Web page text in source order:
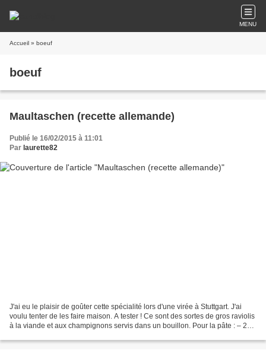
MENU
Accueil » boeuf
boeuf
Maultaschen (recette allemande)
Publié le 16/02/2015 à 11:01
Par laurette82
J'ai eu le plaisir de goûter cette spécialité lors d'une virée à Stuttgart. J'ai
voulu tenter de les faire maison. A tester ! Ce sont des sortes de gros raviolis
à la viande et aux champignons servis dans un bouillon. Pour la pâte : – 250